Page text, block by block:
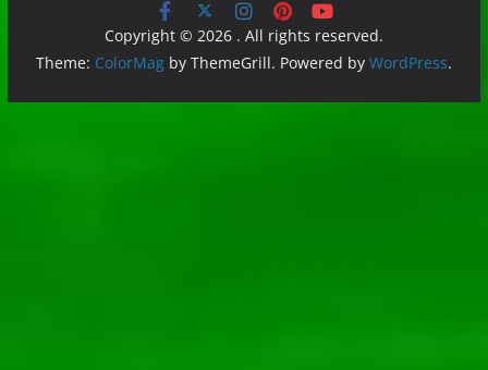
Copyright © 2026 . All rights reserved.
Theme: ColorMagby ThemeGrill. Powered by WordPress.